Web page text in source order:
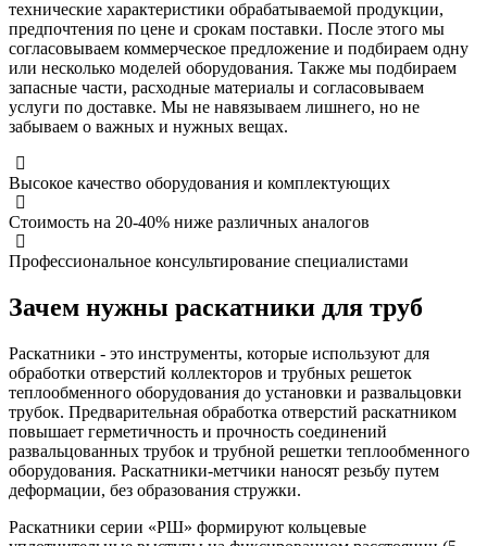
технические характеристики обрабатываемой продукции,
предпочтения по цене и срокам поставки. После этого мы
согласовываем коммерческое предложение и подбираем одну
или несколько моделей оборудования. Также мы подбираем
запасные части, расходные материалы и согласовываем
услуги по доставке. Мы не навязываем лишнего, но не
забываем о важных и нужных вещах.
Высокое качество оборудования и комплектующих
Стоимость на 20-40% ниже различных аналогов
Профессиональное консультирование специалистами
Зачем нужны раскатники для труб
Раскатники - это инструменты, которые используют для
обработки отверстий коллекторов и трубных решеток
теплообменного оборудования до установки и развальцовки
трубок. Предварительная обработка отверстий раскатником
повышает герметичность и прочность соединений
развальцованных трубок и трубной решетки теплообменного
оборудования. Раскатники-метчики наносят резьбу путем
деформации, без образования стружки.
Раскатники серии «РШ» формируют кольцевые